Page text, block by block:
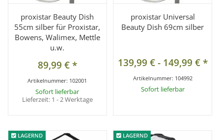
proxistar Beauty Dish
55cm silber für Proxistar,
Bowens, Walimex, Mettle
u.w.
89,99 €*
Artikelnummer: 102001
Sofort lieferbar
Lieferzeit: 1 - 2 Werktage
proxistar Universal
Beauty Dish 69cm silber
139,99 €- 149,99 €*
Artikelnummer: 104992
Sofort lieferbar
LAGERND
LAGERND LAGERND
LAGERND